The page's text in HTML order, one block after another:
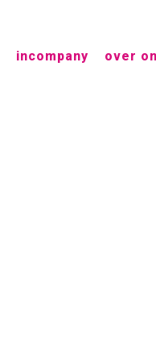
incompany over